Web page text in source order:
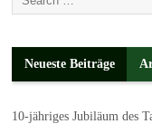
Neueste Beiträge
10-jähriges Jubiläum des